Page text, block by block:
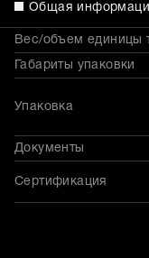
Общая
Вес/объем единицы
Габариты упаковки
Упаковка
Документы
Сертификация